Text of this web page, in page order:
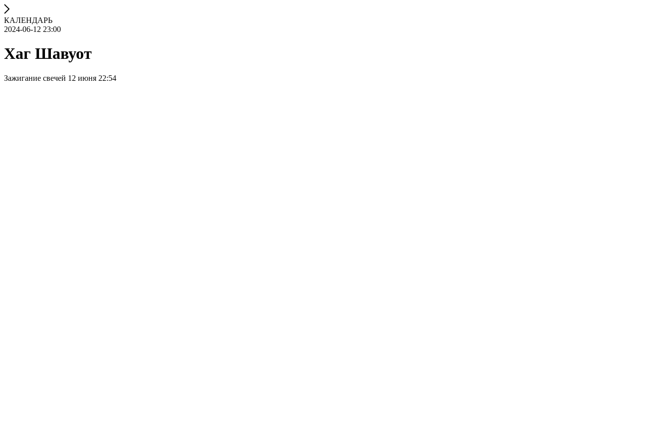
КАЛЕНДАРЬ
2024-06-12 23:00
Хаг Шавуот
Зажигание свечей 12 июня 22:54